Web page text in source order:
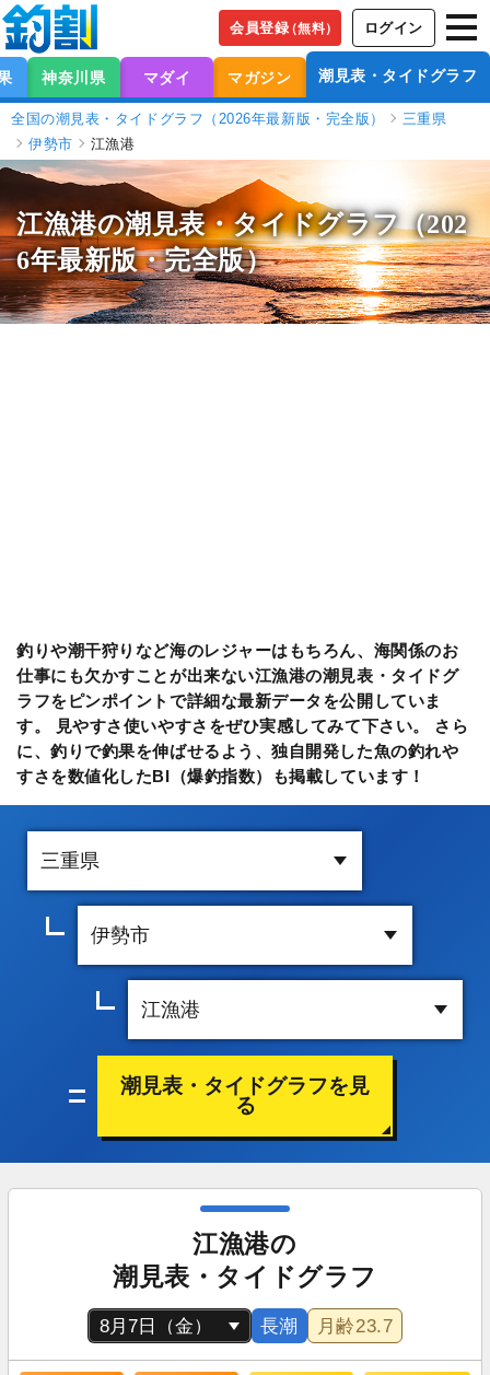
会員登録（無料） ログイン
神奈川県 マダイ マガジン 潮見表・タイドグラフ
全国の潮見表・タイドグラフ（2026年最新版・完全版）
三重県
伊勢市
江漁港
江漁港の潮見表・タイドグラフ（202
6年最新版・完全版）
釣りや潮干狩りなど海のレジャーはもちろん、海関係のお
仕事にも欠かすことが出来ない江漁港の潮見表・タイドグ
ラフをピンポイントで詳細な最新データを公開していま
す。 見やすさ使いやすさをぜひ実感してみて下さい。 さら
に、釣りで釣果を伸ばせるよう、独自開発した魚の釣れや
すさを数値化したBI（爆釣指数）も掲載しています！
潮見表・タイドグラフを見
る
江漁港の
潮見表・タイドグラフ
長潮 月齢23.7